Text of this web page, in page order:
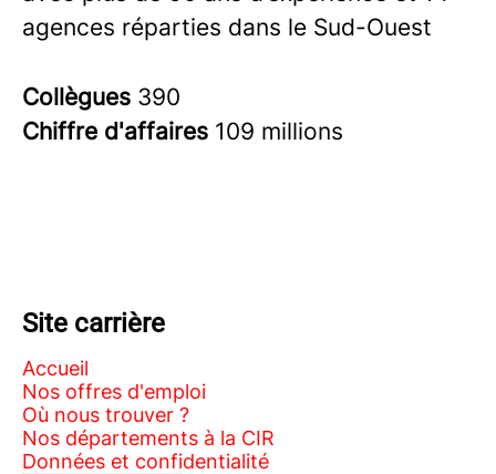
agences réparties dans le Sud-Ouest
Collègues 390
Chiffre d'affaires 109 millions
Site carrière
Accueil
Nos offres d'emploi
Où nous trouver ?
Nos départements à la CIR
Données et confidentialité